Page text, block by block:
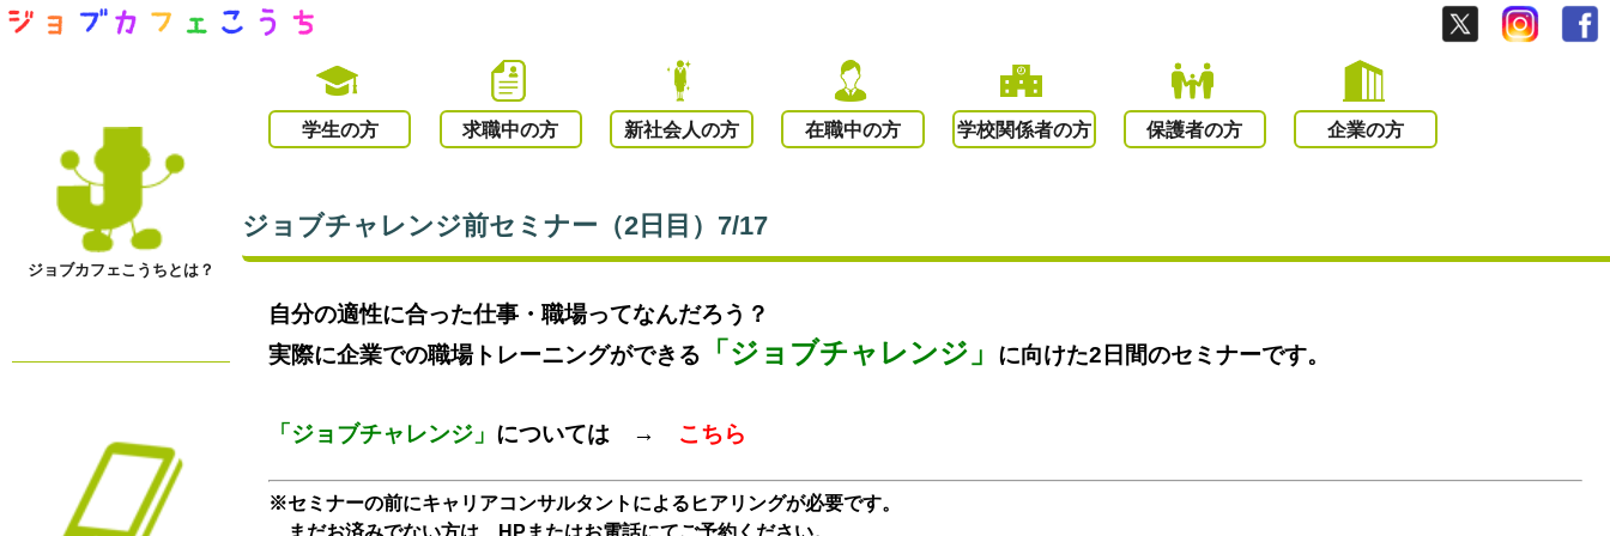
学生の方 求職中の方 新社会人の方 在職中の方 学校関係者の方 保護者の方 企業の方
ジョブカフェこうちとは？
ジョブチャレンジ前セミナー（2日目）7/17
自分の適性に合った仕事・職場ってなんだろう？
実際に企業での職場トレーニングができる
「ジョブチャレンジ」 に向けた2 日間のセミナーです。
「ジョブチャレンジ」 については → こちら
※セミナーの前にキャリアコンサルタントによるヒアリングが必要です。
まだお済みでない方は、HPまたはお電話にてご予約ください。